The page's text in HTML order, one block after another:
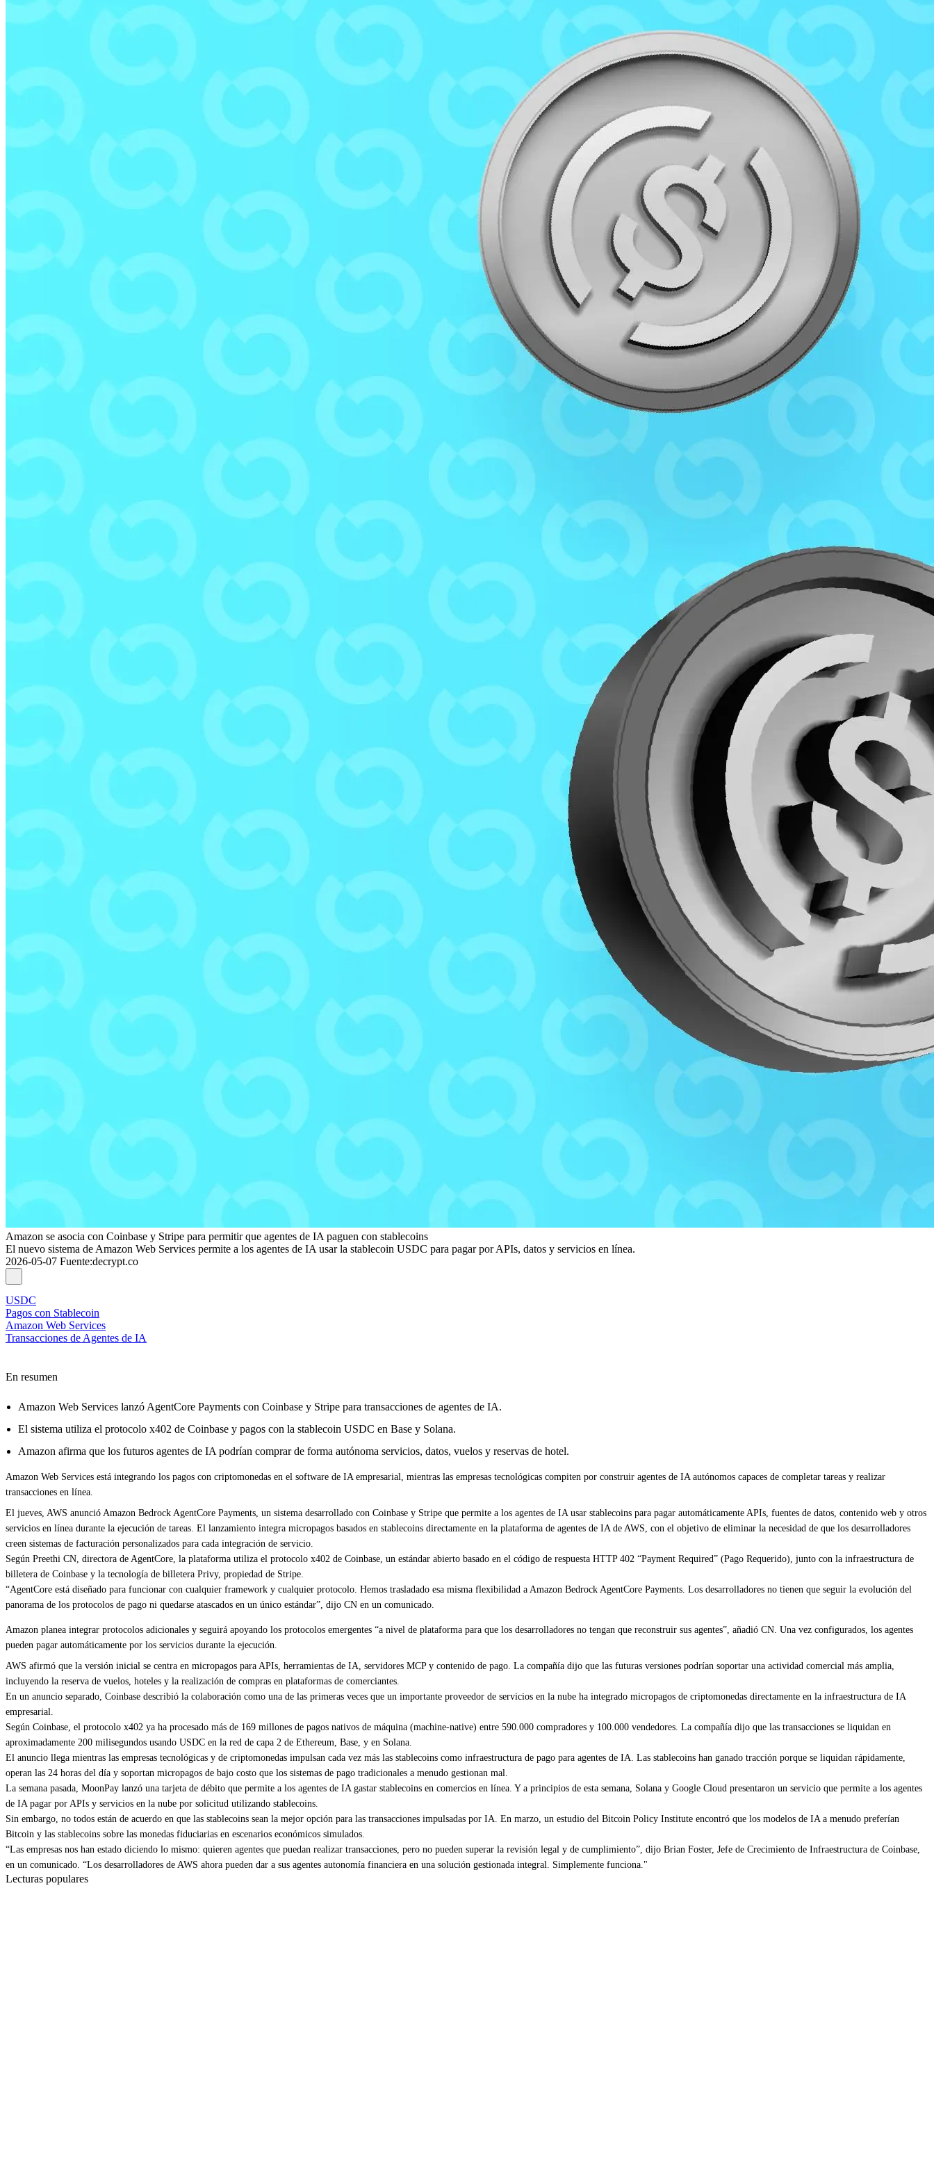
Amazon se asocia con Coinbase y Stripe para permitir que agentes de IA paguen con stablecoins
El nuevo sistema de Amazon Web Services permite a los agentes de IA usar la stablecoin USDC para pagar por APIs, datos y servicios en línea.
2026-05-07 Fuente:decrypt.co
USDC
Pagos con Stablecoin
Amazon Web Services
Transacciones de Agentes de IA
En resumen
Amazon Web Services lanzó AgentCore Payments con Coinbase y Stripe para transacciones de agentes de IA.
El sistema utiliza el protocolo x402 de Coinbase y pagos con la stablecoin USDC en Base y Solana.
Amazon afirma que los futuros agentes de IA podrían comprar de forma autónoma servicios, datos, vuelos y reservas de hotel.
Amazon Web Services está integrando los pagos con criptomonedas en el software de IA empresarial, mientras las empresas tecnológicas compiten por construir agentes de IA autónomos capaces de completar tareas y realizar
transacciones en línea.
El jueves, AWS anunció Amazon Bedrock AgentCore Payments, un sistema desarrollado con Coinbase y Stripe que permite a los agentes de IA usar stablecoins para pagar automáticamente APIs, fuentes de datos, contenido web y otros
servicios en línea durante la ejecución de tareas. El lanzamiento integra micropagos basados en stablecoins directamente en la plataforma de agentes de IA de AWS, con el objetivo de eliminar la necesidad de que los desarrolladores
creen sistemas de facturación personalizados para cada integración de servicio.
Según Preethi CN, directora de AgentCore, la plataforma utiliza el protocolo x402 de Coinbase, un estándar abierto basado en el código de respuesta HTTP 402 “Payment Required” (Pago Requerido), junto con la infraestructura de
billetera de Coinbase y la tecnología de billetera Privy, propiedad de Stripe.
“AgentCore está diseñado para funcionar con cualquier framework y cualquier protocolo. Hemos trasladado esa misma flexibilidad a Amazon Bedrock AgentCore Payments. Los desarrolladores no tienen que seguir la evolución del
panorama de los protocolos de pago ni quedarse atascados en un único estándar”, dijo CN en un comunicado.
Amazon planea integrar protocolos adicionales y seguirá apoyando los protocolos emergentes “a nivel de plataforma para que los desarrolladores no tengan que reconstruir sus agentes”, añadió CN. Una vez configurados, los agentes
pueden pagar automáticamente por los servicios durante la ejecución.
AWS afirmó que la versión inicial se centra en micropagos para APIs, herramientas de IA, servidores MCP y contenido de pago. La compañía dijo que las futuras versiones podrían soportar una actividad comercial más amplia,
incluyendo la reserva de vuelos, hoteles y la realización de compras en plataformas de comerciantes.
En un anuncio separado, Coinbase describió la colaboración como una de las primeras veces que un importante proveedor de servicios en la nube ha integrado micropagos de criptomonedas directamente en la infraestructura de IA
empresarial.
Según Coinbase, el protocolo x402 ya ha procesado más de 169 millones de pagos nativos de máquina (machine-native) entre 590.000 compradores y 100.000 vendedores. La compañía dijo que las transacciones se liquidan en
aproximadamente 200 milisegundos usando USDC en la red de capa 2 de Ethereum, Base, y en Solana.
El anuncio llega mientras las empresas tecnológicas y de criptomonedas impulsan cada vez más las stablecoins como infraestructura de pago para agentes de IA. Las stablecoins han ganado tracción porque se liquidan rápidamente,
operan las 24 horas del día y soportan micropagos de bajo costo que los sistemas de pago tradicionales a menudo gestionan mal.
La semana pasada, MoonPay lanzó una tarjeta de débito que permite a los agentes de IA gastar stablecoins en comercios en línea. Y a principios de esta semana, Solana y Google Cloud presentaron un servicio que permite a los agentes
de IA pagar por APIs y servicios en la nube por solicitud utilizando stablecoins.
Sin embargo, no todos están de acuerdo en que las stablecoins sean la mejor opción para las transacciones impulsadas por IA. En marzo, un estudio del Bitcoin Policy Institute encontró que los modelos de IA a menudo preferían
Bitcoin y las stablecoins sobre las monedas fiduciarias en escenarios económicos simulados.
“Las empresas nos han estado diciendo lo mismo: quieren agentes que puedan realizar transacciones, pero no pueden superar la revisión legal y de cumplimiento”, dijo Brian Foster, Jefe de Crecimiento de Infraestructura de Coinbase,
en un comunicado. “Los desarrolladores de AWS ahora pueden dar a sus agentes autonomía financiera en una solución gestionada integral. Simplemente funciona."
Lecturas populares